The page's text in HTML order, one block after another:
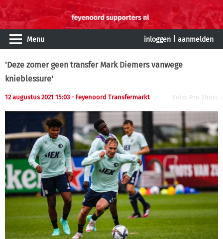
Menu inloggen aanmelden
'Deze zomer geen transfer Mark Diemers vanwege
knieblessure'
12 augustus 2021 15:03 - Feyenoord Transfermarkt Foto: Pro Shots